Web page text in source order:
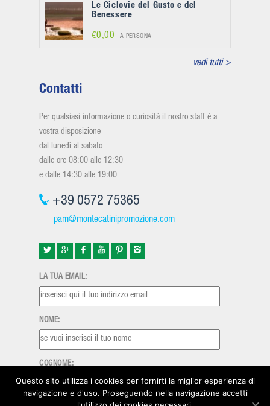
Le Ciclovie del Gusto e del
Benessere
€0,00 A PERSONA
vedi tutti >
Contatti
Per qualsiasi informazione o curiosità il nostro staff è a
vostra disposizione
dal lunedì al sabato
dalle ore 08:00 alle 12:30
e dalle 14:30 alle 19:00
+39 0572 75365
pam@montecatinipromozione.com
LA TUA EMAIL:
NOME:
COGNOME:
Questo sito utilizza i cookies per fornirti la miglior esperienza di
navigazione e d'uso. Proseguendo nella navigazione accetti